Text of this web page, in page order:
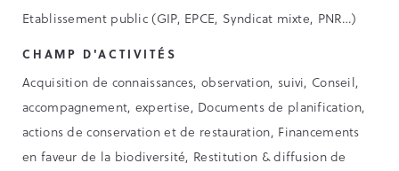
Etablissement public (GIP, EPCE, Syndicat mixte, PNR…)
CHAMP D'ACTIVITÉS
Acquisition de connaissances, observation, suivi, Conseil,
accompagnement, expertise, Documents de planification,
actions de conservation et de restauration, Financements
en faveur de la biodiversité, Restitution & diffusion de